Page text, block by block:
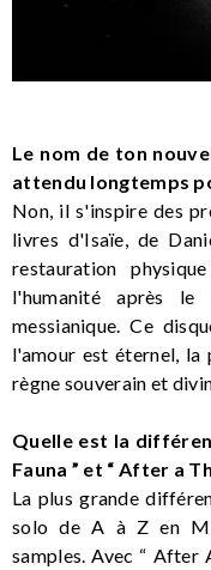
Le nom de ton
attendu longtemps
Non, il s'inspire des
livres d'Isaïe, de
restauration
l'humanité après
messianique. Ce
l'amour est éternel, la
règne souverain et
Quelle est la
Fauna ” et “ After a
La plus grande
solo de A à Z en
samples. Avec “ After